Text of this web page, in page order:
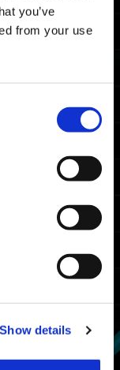
you’ve
from your use
Show details